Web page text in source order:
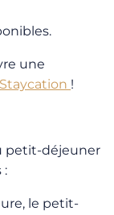
une
Staycation !
petit-déjeuner
:
le petit-